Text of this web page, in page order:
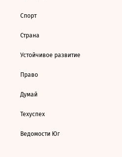
Спорт
Страна
Устойчивое развитие
Право
Думай
Техуспех
Ведомости Юг